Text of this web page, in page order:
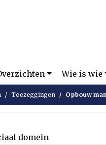
Wie is wie
Toezeggingen Opbouw
domein